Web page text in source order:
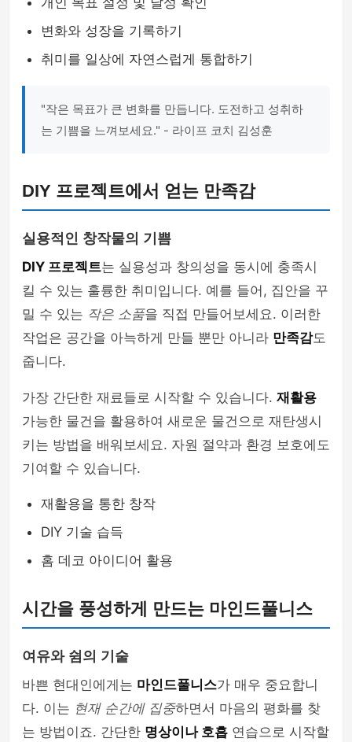
변화와 성장을 기록하기
취미를 일상에 자연스럽게 통합하기
"작은 목표가 큰 변화를 만듭니다. 도전하고 성취하
는 기쁨을 느껴보세요." - 라이프 코치 김성훈
DIY 프로젝트에서 얻는 만족감
실용적인 창작물의 기쁨
DIY 프로젝트는 실용성과 창의성을 동시에 충족시
킬 수 있는 훌륭한 취미입니다. 예를 들어, 집안을 꾸
밀 수 있는 작은 소품을 직접 만들어보세요. 이러한
작업은 공간을 아늑하게 만들 뿐만 아니라 만족감도
줍니다.
가장 간단한 재료들로 시작할 수 있습니다. 재활용
가능한 물건을 활용하여 새로운 물건으로 재탄생시
키는 방법을 배워보세요. 자원 절약과 환경 보호에도
기여할 수 있습니다.
재활용을 통한 창작
DIY 기술 습득
홈 데코 아이디어 활용
시간을 풍성하게 만드는 마인드풀니스
여유와 쉼의 기술
바쁜 현대인에게는 마인드풀니스가 매우 중요합니
다. 이는 현재 순간에 집중하면서 마음의 평화를 찾
는 방법이죠. 간단한 명상이나 호흡 연습으로 시작할